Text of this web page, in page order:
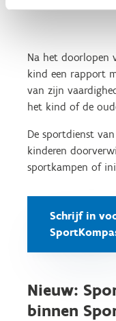
Na het doorlopen
kind een rapport
van zijn
het kind of de
De sportdienst
kinderen
sportkampen of
Schrijf in
Nieuw:
binnen